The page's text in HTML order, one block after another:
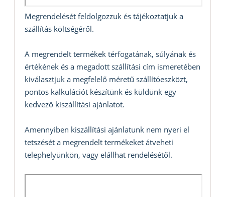
Megrendelését feldolgozzuk és tájékoztatjuk a
szállítás költségéről.
A megrendelt termékek térfogatának, súlyának és
értékének és a megadott szállítási cím ismeretében
kiválasztjuk a megfelelő méretű szállítóeszközt,
pontos kalkulációt készítünk és küldünk egy
kedvező kiszállítási ajánlatot.
Amennyiben kiszállítási ajánlatunk nem nyeri el
tetszését a megrendelt termékeket átveheti
telephelyünkön, vagy elállhat rendelésétől.